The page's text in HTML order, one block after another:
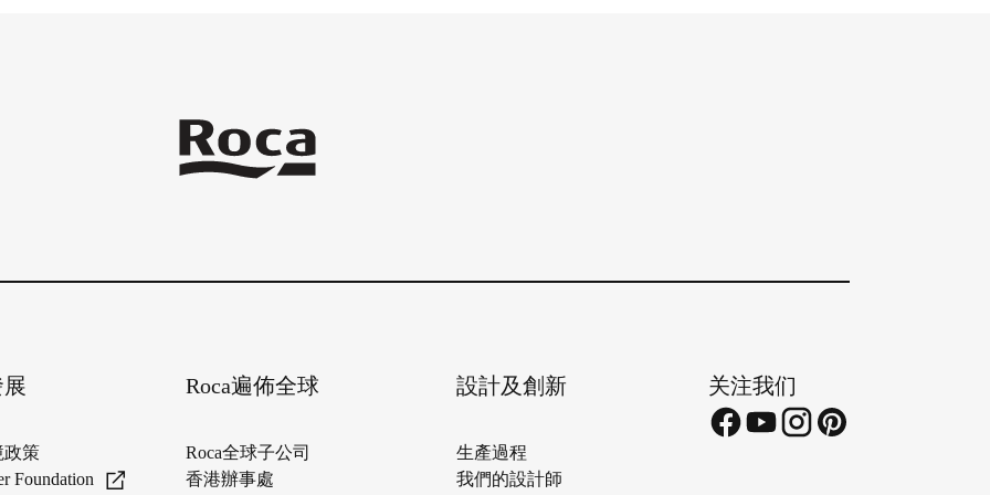
策
Foundation
Roca遍佈全球
Roca全球子公司
香港辦事處
設計及創新
生產過程
我們的設計師
关注我们